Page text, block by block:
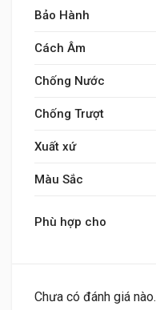
Bảo Hành
Cách Âm
Chống Nước
Chống Trượt
Xuất xứ
Màu Sắc
Phù hợp cho
Chưa có đánh giá nào.